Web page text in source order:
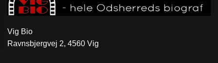
Vig Bio
Ravnsbjergvej 2, 4560 Vig